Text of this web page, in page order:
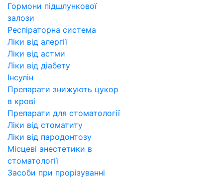
Гормони підшлункової
залози
Респіраторна система
Ліки від алергії
Ліки від астми
Ліки від діабету
Інсулін
Препарати знижують цукор
в крові
Препарати для стоматології
Ліки від стоматиту
Ліки від пародонтозу
Місцеві анестетики в
стоматології
Засоби при прорізуванні